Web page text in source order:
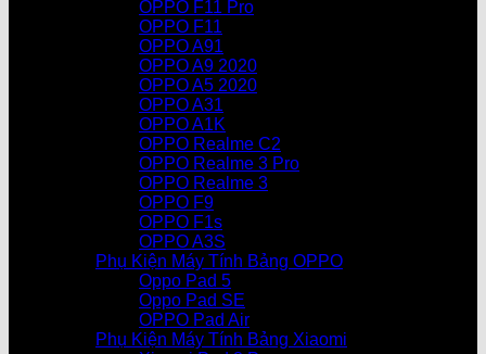
OPPO F11 Pro
OPPO F11
OPPO A91
OPPO A9 2020
OPPO A5 2020
OPPO A31
OPPO A1K
OPPO Realme C2
OPPO Realme 3 Pro
OPPO Realme 3
OPPO F9
OPPO F1s
OPPO A3S
Phụ Kiện Máy Tính Bảng OPPO
Oppo Pad 5
Oppo Pad SE
OPPO Pad Air
Phụ Kiện Máy Tính Bảng Xiaomi